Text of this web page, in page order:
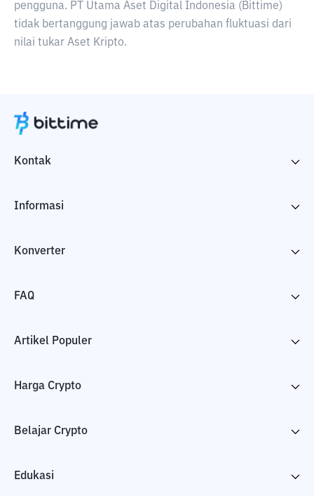
pengguna. PT Utama Aset Digital Indonesia (Bittime)
tidak bertanggung jawab atas perubahan fluktuasi dari
nilai tukar Aset Kripto.
Kontak
Informasi
Konverter
FAQ
Artikel Populer
Harga Crypto
Belajar Crypto
Edukasi